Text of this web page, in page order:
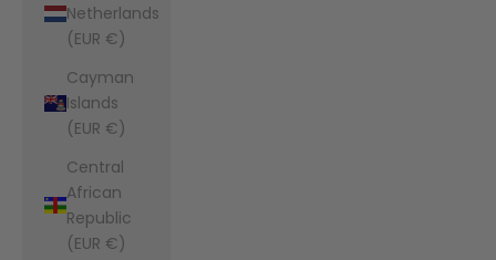
Netherlands
(EUR €)
Cayman
Islands
(EUR €)
Central
African
Republic
(EUR €)